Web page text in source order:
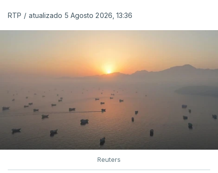
RTP / atualizado 5 Agosto 2026, 13:36
Reuters